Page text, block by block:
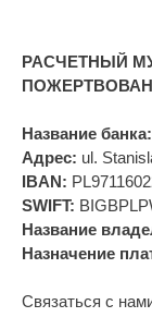
РАСЧЕТНЫЙ
Название банка:
Адрес: ul.
IBAN:
SWIFT:
Название
Назначение
Связаться с